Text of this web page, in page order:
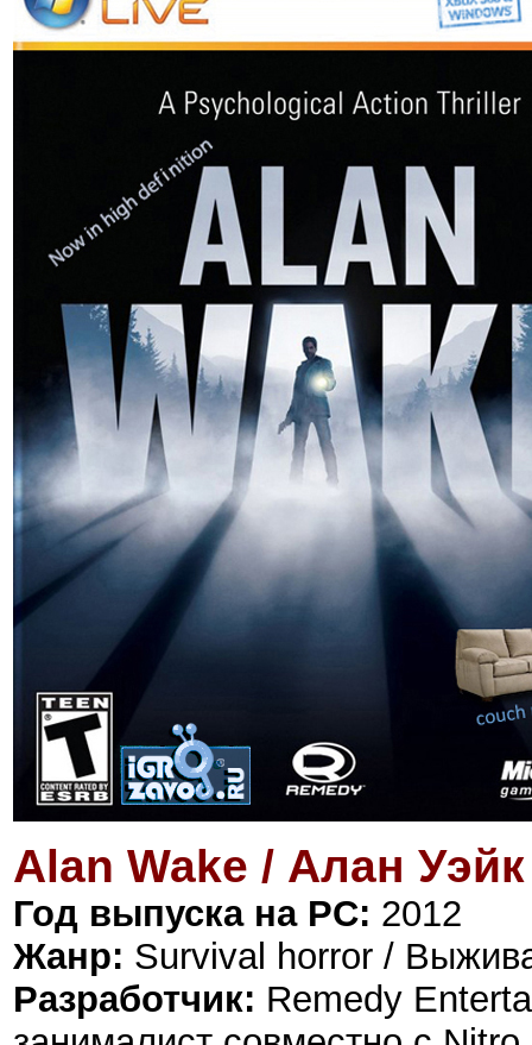
Alan Wake / Алан
Год выпуска на PC: 2012
Жанр: Survival horror /
Разработчик: Remedy